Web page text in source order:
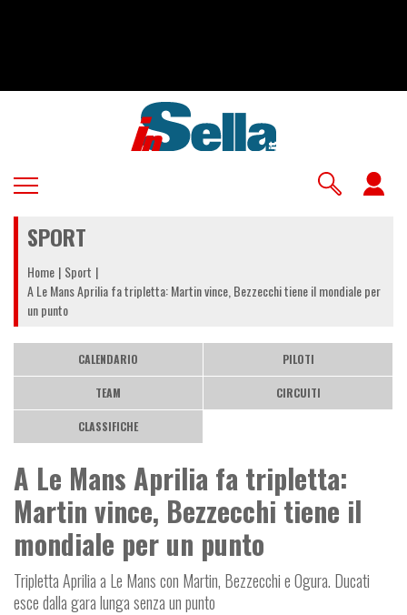
SPORT
Home Sport
A Le Mans Aprilia fa tripletta: Martin vince, Bezzecchi tiene il mondiale per
un punto
CALENDARIO PILOTI
TEAM CIRCUITI
CLASSIFICHE
A Le Mans Aprilia fa tripletta:
Martin vince, Bezzecchi tiene il
mondiale per un punto
Tripletta Aprilia a Le Mans con Martin, Bezzecchi e Ogura. Ducati
esce dalla gara lunga senza un punto